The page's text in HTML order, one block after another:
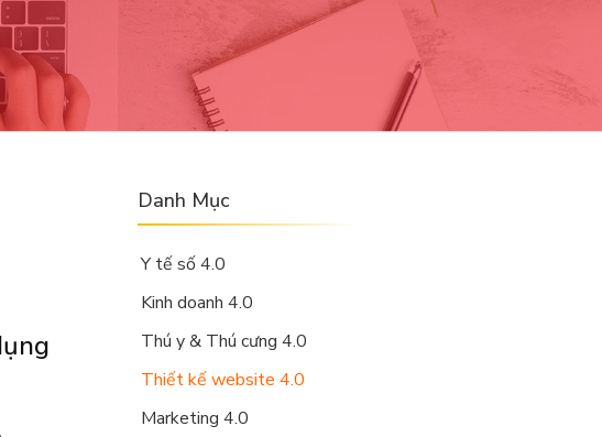
Danh Mục
Y tế số 4.0
Kinh doanh 4.0
Thú y & Thú cưng 4.0
Thiết kế website 4.0
Marketing 4.0